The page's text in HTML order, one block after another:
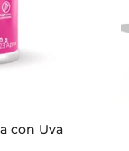
con Uva